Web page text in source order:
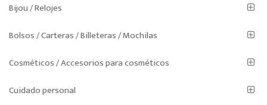
Bijou / Relojes
Bolsos / Carteras / Billeteras / Mochilas
Cosméticos / Accesorios para cosméticos
Cuidado personal